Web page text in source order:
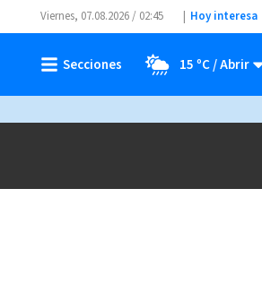
Viernes, 07.08.2026 / 02:45 Hoy interesa
15 ºC